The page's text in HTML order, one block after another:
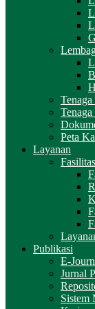
Peta
Layanan
Publikasi
E-
Jurnal
Sistem